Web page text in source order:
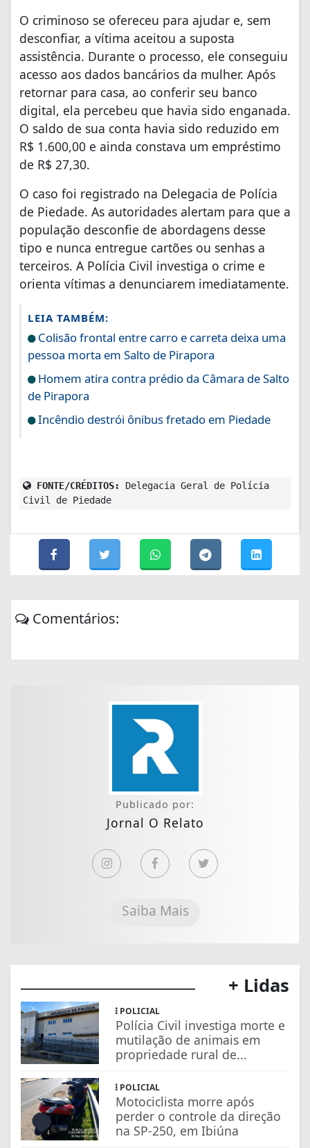
O criminoso se ofereceu para ajudar e, sem
desconfiar, a vítima aceitou a suposta
assistência. Durante o processo, ele conseguiu
acesso aos dados bancários da mulher. Após
retornar para casa, ao conferir seu banco
digital, ela percebeu que havia sido enganada.
O saldo de sua conta havia sido reduzido em
R$ 1.600,00 e ainda constava um empréstimo
de R$ 27,30.
O caso foi registrado na Delegacia de Polícia
de Piedade. As autoridades alertam para que a
população desconfie de abordagens desse
tipo e nunca entregue cartões ou senhas a
terceiros. A Polícia Civil investiga o crime e
orienta vítimas a denunciarem imediatamente.
LEIA TAMBÉM:
Colisão frontal entre carro e carreta deixa uma
pessoa morta em Salto de Pirapora
Homem atira contra prédio da Câmara de Salto
de Pirapora
Incêndio destrói ônibus fretado em Piedade
FONTE/CRÉDITOS:
Delegacia Geral de Polícia
Civil de Piedade
Comentários:
Publicado por:
Jornal O Relato
Saiba Mais
+ Lidas
POLICIAL
Polícia Civil investiga morte e
mutilação de animais em
propriedade rural de...
POLICIAL
Motociclista morre após
perder o controle da direção
na SP-250, em Ibiúna